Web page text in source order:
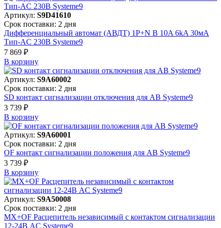
Артикул: S9D41610
Срок поставки: 2 дня
Дифференциальный автомат (АВДТ) 1P+N B 10A 6kA 30мА
Тип-AC 230В Systeme9
7 869 ₽
В корзинy
Артикул: S9A60002
Срок поставки: 2 дня
SD контакт сигнализации отключения для АВ Systeme9
3 739 ₽
В корзинy
Артикул: S9A60001
Срок поставки: 2 дня
OF контакт сигнализации положения для АВ Systeme9
3 739 ₽
В корзинy
Артикул: S9A50008
Срок поставки: 2 дня
MX+OF Расцепитель независимый с контактом сигнализации
12-24В AC Systeme9